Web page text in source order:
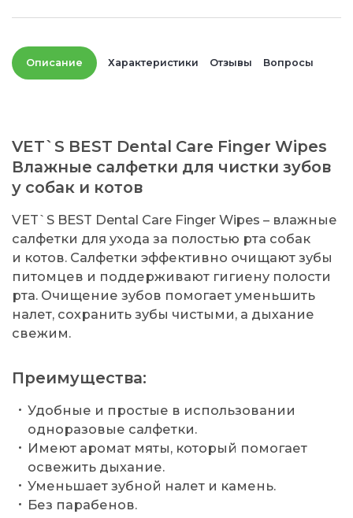
Описание Характеристики Отзывы Вопросы
VET`S BEST Dental Care Finger Wipes
Влажные салфетки для чистки зубов
у собак и котов
VET`S BEST Dental Care Finger Wipes – влажные
салфетки для ухода за полостью рта собак
и котов. Салфетки эффективно очищают зубы
питомцев и поддерживают гигиену полости
рта. Очищение зубов помогает уменьшить
налет, сохранить зубы чистыми, а дыхание
свежим.
Преимущества:
Удобные и простые в использовании
одноразовые салфетки.
Имеют аромат мяты, который помогает
освежить дыхание.
Уменьшает зубной налет и камень.
Без парабенов.